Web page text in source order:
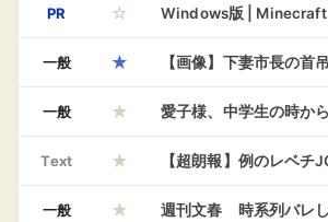
PR ☆ Windows版 | Minecraft
オンラインコード版
一般 ★ 【画像】下妻市長の首
一般 ★ 愛子様、中学生の時か
Text ★ 【超朗報】例のレベチ
ｗｗｗ
一般 ★ 週刊文春 時系列バレ